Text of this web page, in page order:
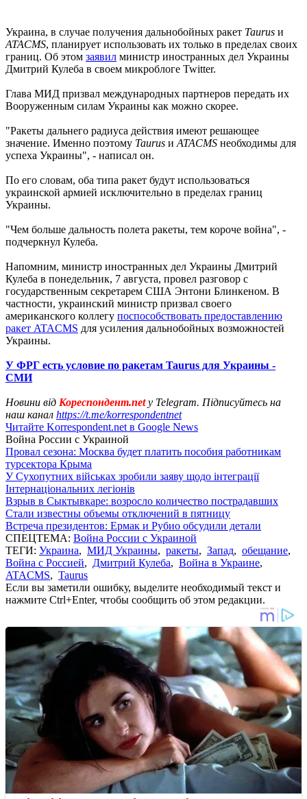
Украина, в случае получения дальнобойных ракет Taurus и
ATACMS, планирует использовать их только в пределах своих
границ. Об этом заявил министр иностранных дел Украины
Дмитрий Кулеба в своем микроблоге Twitter.
Глава МИД призвал международных партнеров передать их
Вооруженным силам Украины как можно скорее.
"Ракеты дальнего радиуса действия имеют решающее
значение. Именно поэтому Taurus и ATACMS необходимы для
успеха Украины", - написал он.
По его словам, оба типа ракет будут использоваться
украинской армией исключительно в пределах границ
Украины.
"Чем больше дальность полета ракеты, тем короче война", -
подчеркнул Кулеба.
Напомним, министр иностранных дел Украины Дмитрий
Кулеба в понедельник, 7 августа, провел разговор с
государственным секретарем США Энтони Блинкеном. В
частности, украинский министр призвал своего
американского коллегу поспособствовать предоставлению
ракет ATACMS для усиления дальнобойных возможностей
Украины.
У ФРГ есть условие по ракетам Taurus для Украины -
СМИ
Новини від Кореспондент.netу Telegram. Підписуйтесь на
наш канал https://t.me/korrespondentnet
Читайте Korrespondent.net в Google News
Война России с Украиной
Провал сезона: Москва будет платить пособия работникам
турсектора Крыма
У Сухопутних військах зробили заяву щодо інтеграції
Інтернаціональних легіонів
Взрыв в Сыктывкаре: возросло количество пострадавших
Стали известны объемы отключений в пятницу
Встреча президентов: Ермак и Рубио обсудили детали
СПЕЦТЕМА: Война России с Украиной
ТЕГИ: Украина, МИД Украины, ракеты, Запад, обещание,
Война с Россией, Дмитрий Кулеба, Война в Украине,
ATACMS, Taurus
Если вы заметили ошибку, выделите необходимый текст и
нажмите Ctrl+Enter, чтобы сообщить об этом редакции.